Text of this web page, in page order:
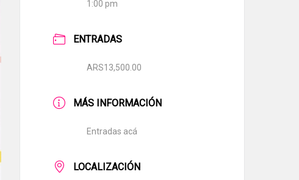
1:00 pm
ENTRADAS
ARS13,500.00
MÁS INFORMACIÓN
Entradas acá
LOCALIZACIÓN